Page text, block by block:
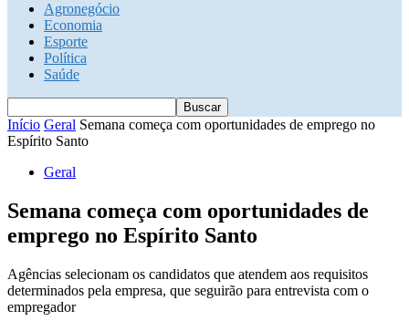
Agronegócio
Economia
Esporte
Política
Saúde
Início Geral Semana começa com oportunidades de emprego no
Espírito Santo
Geral
Semana começa com oportunidades de
emprego no Espírito Santo
Agências selecionam os candidatos que atendem aos requisitos
determinados pela empresa, que seguirão para entrevista com o
empregador